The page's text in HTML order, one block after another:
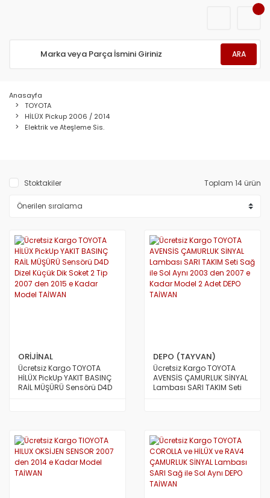
ARA
Anasayfa
TOYOTA
HİLÜX Pickup 2006 / 2014
Elektrik ve Ateşleme Sis.
Stoktakiler Toplam 14 ürün
ORİJİNAL
Ücretsiz Kargo TOYOTA
HİLÜX PickUp YAKIT BASINÇ
RAİL MÜŞÜRÜ Sensörü D4D
DEPO (TAYVAN)
Ücretsiz Kargo TOYOTA
AVENSİS ÇAMURLUK SİNYAL
Lambası SARI TAKIM Seti